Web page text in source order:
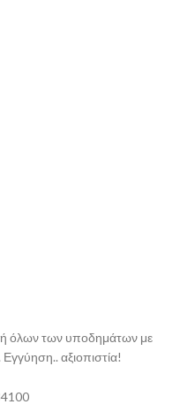
όλων των υποδημάτων με
αξιοπιστία!